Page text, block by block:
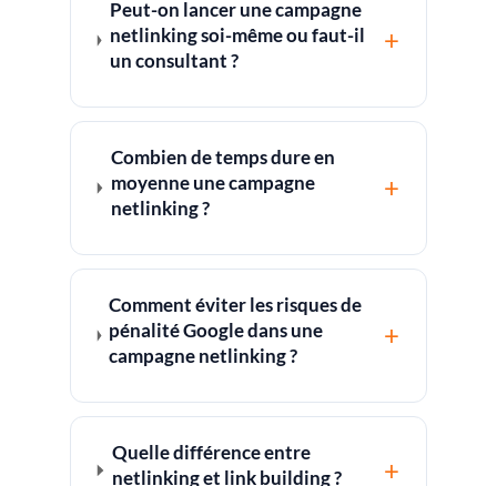
Peut-on lancer une campagne
netlinking soi-même ou faut-il
un consultant ?
+
Combien de temps dure en
moyenne une campagne
netlinking ?
+
Comment éviter les risques de
pénalité Google dans une
campagne netlinking ?
+
Quelle différence entre
netlinking et link building ?
+